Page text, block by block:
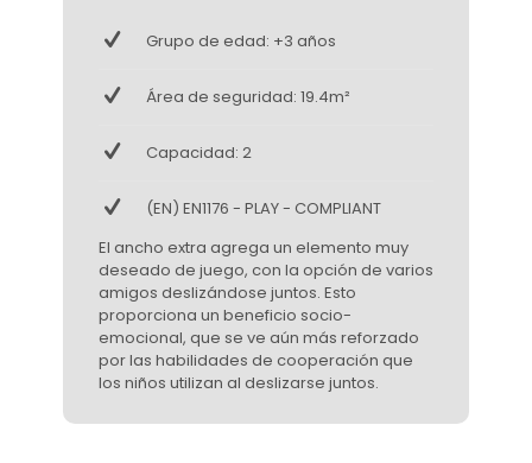
Grupo de edad: +3 años
Área de seguridad: 19.4m²
Capacidad: 2
(EN) EN1176 - PLAY - COMPLIANT
El ancho extra agrega un elemento muy
deseado de juego, con la opción de varios
amigos deslizándose juntos. Esto
proporciona un beneficio socio-
emocional, que se ve aún más reforzado
por las habilidades de cooperación que
los niños utilizan al deslizarse juntos.